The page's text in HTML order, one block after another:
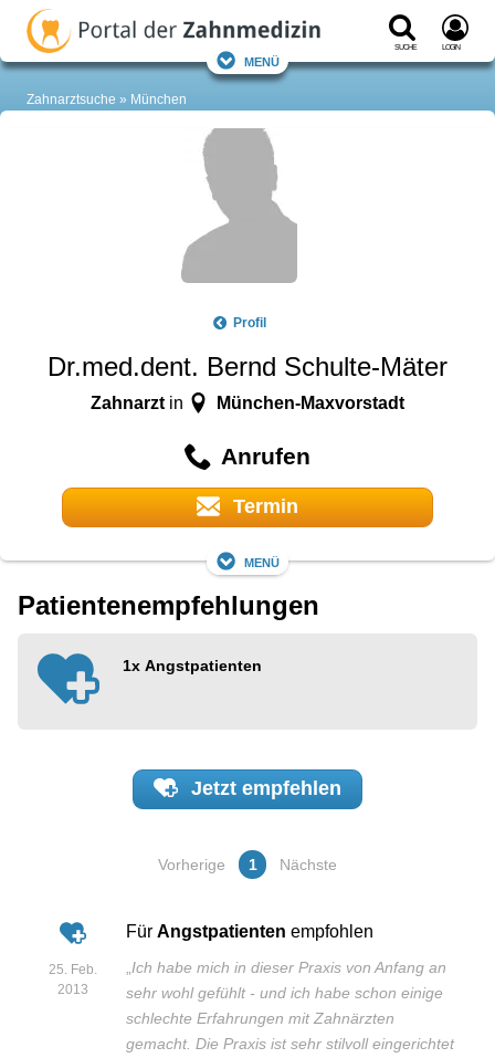
Suche Login
Menü
Zahnarztsuche München
Profil
Dr.med.dent. Bernd Schulte-Mäter
Zahnarzt in München-Maxvorstadt
Anrufen
Termin
Menü
Patientenempfehlungen
1x Angstpatienten
Jetzt empfehlen
Vorherige 1 Nächste
25. Feb.
2013
Für Angstpatienten empfohlen
Ich habe mich in dieser Praxis von Anfang an
sehr wohl gefühlt - und ich habe schon einige
schlechte Erfahrungen mit Zahnärzten
gemacht. Die Praxis ist sehr stilvoll eingerichtet